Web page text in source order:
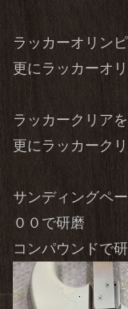
ラッカーオリン
更にラッカーオ
ラッカークリア
更にラッカーク
サンディングペ
００で研磨
コンパウンドで